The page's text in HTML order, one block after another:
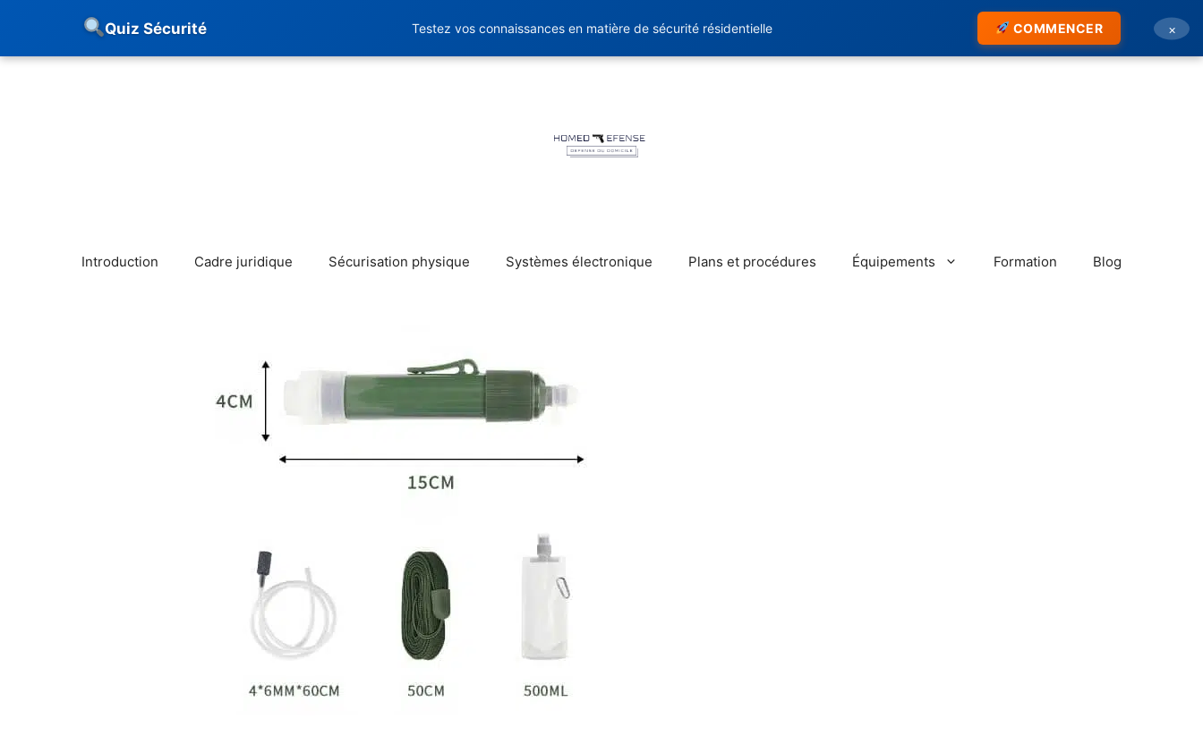
Quiz Sécurité Testez vos connaissances en matière de sécurité résidentielle COMMENCER ×
Aller
Introduction Cadre juridique Sécurisation physique Systèmes électronique Plans et procédures Équipements Formation Blog